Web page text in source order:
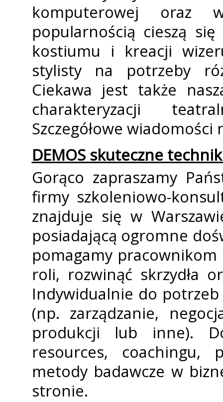
komputerowej oraz
popularnością cieszą
kostiumu i kreacji
stylisty na potrzeby
Ciekawa jest także
charakteryzacji
Szczegółowe
DEMOS skuteczne
Gorąco zapraszamy
firmy szkoleniowo-
znajduje się w
posiadającą ogromne
pomagamy pracownikom
roli, rozwinąć skrzydła
Indywidualnie do
(np. zarządzanie,
produkcji lub inne).
resources, coachingu,
metody badawcze w
stronie.